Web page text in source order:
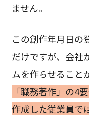
ません。
この創作年月日の
だけですが、会社
ムを作らせること
「職務著作」の4
作成した従業員で